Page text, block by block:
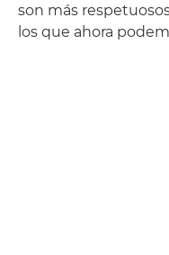
son más
los que ahora